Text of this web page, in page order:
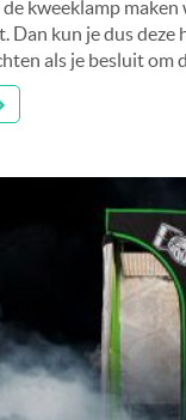
kweeklamp
Dan kun je dus deze
als je besluit om